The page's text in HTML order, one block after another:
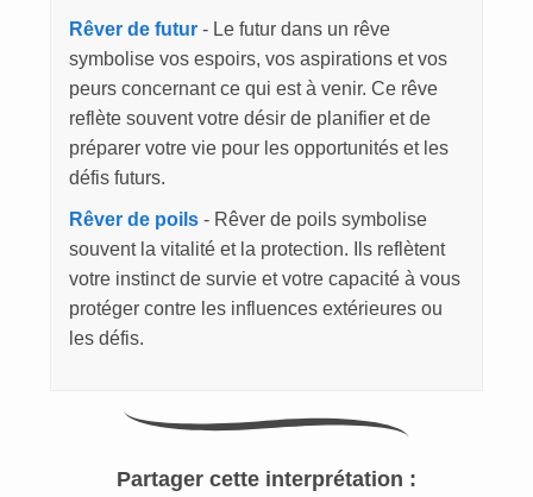
Rêver de futur- Le futur dans un rêve
symbolise vos espoirs, vos aspirations et vos
peurs concernant ce qui est à venir. Ce rêve
reflète souvent votre désir de planifier et de
préparer votre vie pour les opportunités et les
défis futurs.
Rêver de poils- Rêver de poils symbolise
souvent la vitalité et la protection. Ils reflètent
votre instinct de survie et votre capacité à vous
protéger contre les influences extérieures ou
les défis.
Partager cette interprétation :